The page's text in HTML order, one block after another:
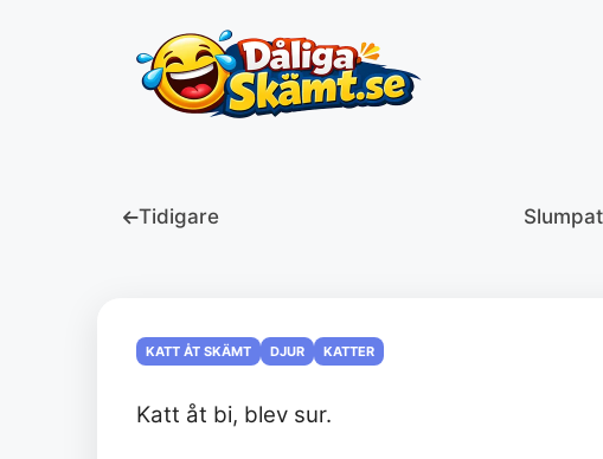
Tidigare Slumpat
KATT ÅT SKÄMT DJUR KATTER
Katt åt bi, blev sur.